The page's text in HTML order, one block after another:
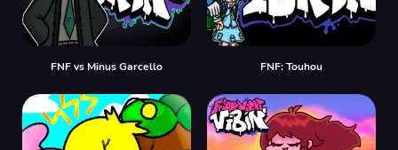
FNF vs Minus Garcello FNF: Touhou